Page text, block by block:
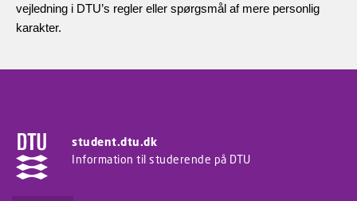
vejledning i DTU’s regler eller spørgsmål af mere personlig
karakter.
student.dtu.dk
Information til studerende på DTU